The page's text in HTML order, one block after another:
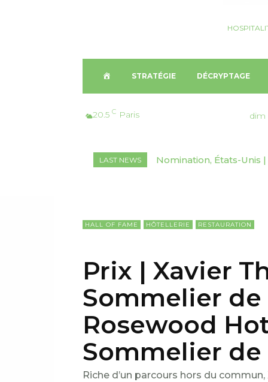
U
I
STRATÉGIE DÉCRYPTAGE
20.5 C Paris dim
LAST NEWS
Nomination, États-Unis |
Finance, France |
HALL OF FAME HÔTELLERIE RESTAURATION
Prix | Xavier
Sommelier de
Rosewood
Sommelier de
Riche d’un parcours hors du